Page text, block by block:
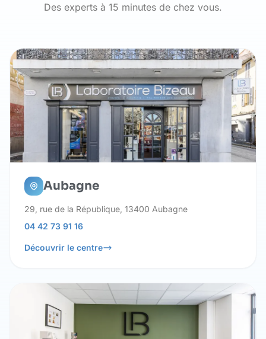
Des experts à 15 minutes de chez vous.
Aubagne
29, rue de la République, 13400 Aubagne
04 42 73 91 16
Découvrir le centre